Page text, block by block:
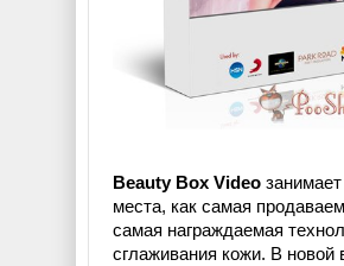
Beauty Box Video
места, как самая
самая награждаемая
сглаживания кожи. В новой